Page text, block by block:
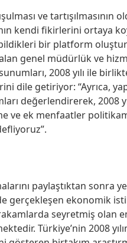
ve
kendi fikirlerini ortaya
bir platform
genel müdürlük ve
2008 yılı ile
dile getiriyor: “Ayrıca,
değerlendirerek, 2008
ek menfaatler
paylaştıktan sonra
gerçekleşen ekonomik
seyretmiş olan
Türkiye’nin 2008